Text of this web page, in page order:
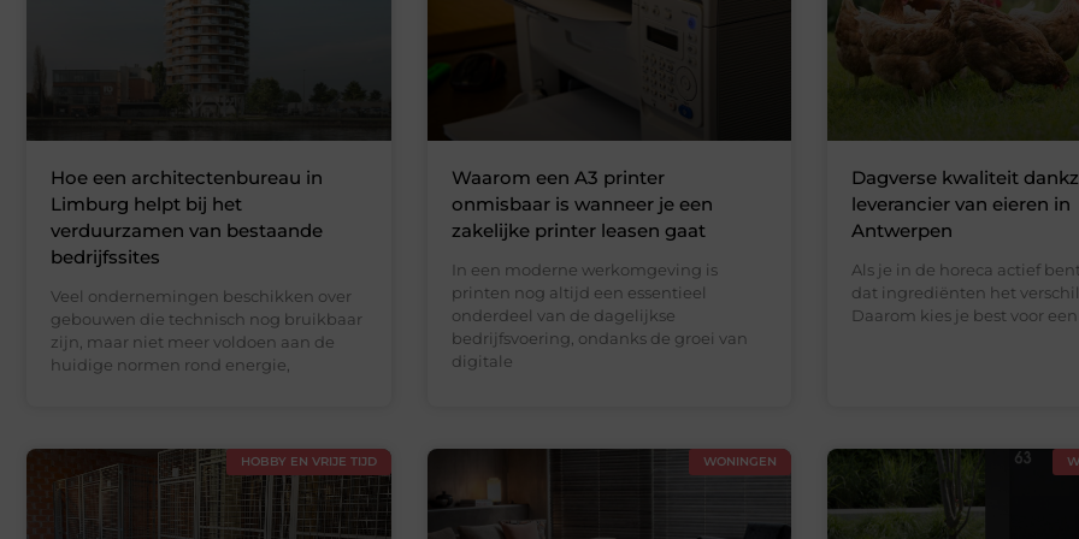
Hoe een architectenbureau in
Limburg helpt bij het
verduurzamen van bestaande
bedrijfssites
Veel ondernemingen beschikken over
gebouwen die technisch nog bruikbaar
zijn, maar niet meer voldoen aan de
huidige normen rond energie,
Waarom een A3 printer
onmisbaar is wanneer je een
zakelijke printer leasen gaat
In een moderne werkomgeving is
printen nog altijd een essentieel
onderdeel van de dagelijkse
bedrijfsvoering, ondanks de groei van
digitale
Dagverse kwaliteit
leverancier van eieren in
Antwerpen
Als je in de horeca actief
dat ingrediënten het
Daarom kies je best voor een
HOBBY EN VRIJE TIJD WONINGEN